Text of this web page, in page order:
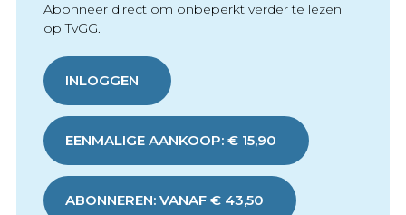
Abonneer direct om onbeperkt verder te lezen
op TvGG.
INLOGGEN
EENMALIGE AANKOOP: € 15,90
ABONNEREN: VANAF € 43,50